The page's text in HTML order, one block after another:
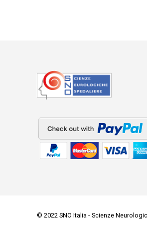
© 2022 SNO Italia - Scienze